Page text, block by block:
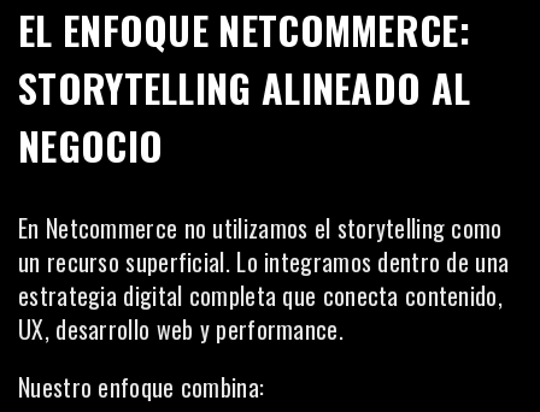
EL ENFOQUE NETCOMMERCE:
STORYTELLING ALINEADO AL
NEGOCIO
En Netcommerce no utilizamos el storytelling como
un recurso superficial. Lo integramos dentro de una
estrategia digital completa que conecta contenido,
UX, desarrollo web y performance.
Nuestro enfoque combina: